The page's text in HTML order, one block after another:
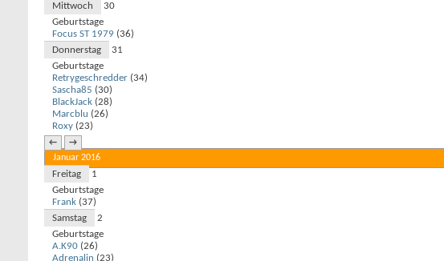
Mittwoch
30
Geburtstage
Focus ST 1979 (36)
Donnerstag
31
Geburtstage
Retrygeschredder (34)
Sascha85 (30)
BlackJack (28)
Marcblu (26)
Roxy (23)
← →
Januar 2016
Freitag
1
Geburtstage
Frank (37)
Samstag
2
Geburtstage
A.K90 (26)
Adrenalin (23)